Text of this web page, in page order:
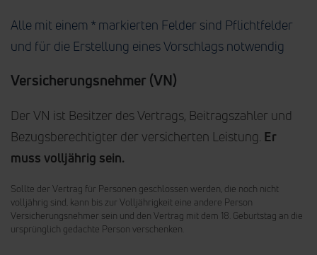
Alle mit einem * markierten Felder sind Pflichtfelder
und für die Erstellung eines Vorschlags notwendig
Versicherungsnehmer (VN)
Der VN ist Besitzer des Vertrags, Beitragszahler und
Bezugsberechtigter der versicherten Leistung. Er
muss volljährig sein.
Sollte der Vertrag für Personen geschlossen werden, die noch nicht
volljährig sind, kann bis zur Volljährigkeit eine andere Person
Versicherungsnehmer sein und den Vertrag mit dem 18. Geburtstag an die
ursprünglich gedachte Person verschenken.